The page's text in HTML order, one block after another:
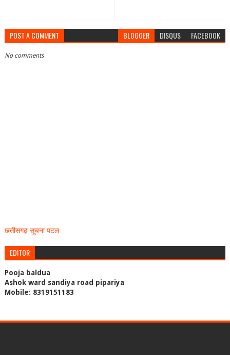
POST A COMMENT BLOGGER DISQUS FACEBOOK
No comments
छत्तीसगढ़ सूचना पटल
EDITOR
Pooja baldua
Ashok ward sandiya road pipariya
Mobile: 8319151183